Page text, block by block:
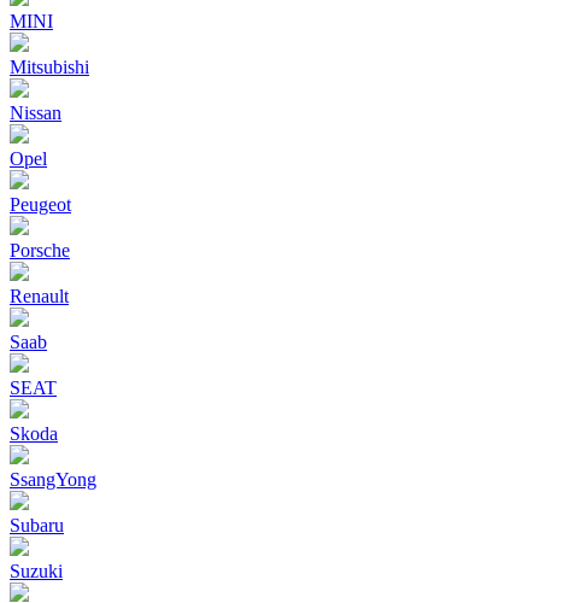
MINI
Mitsubishi
Nissan
Opel
Peugeot
Porsche
Renault
Saab
SEAT
Skoda
SsangYong
Subaru
Suzuki